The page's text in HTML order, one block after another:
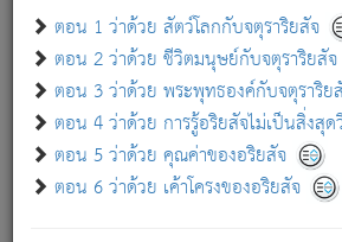
ตอน 1 ว่าด้วย สัตว์โลกกับจตุราริยสัจ
ตอน 2 ว่าด้วย ชีวิตมนุษย์กับจตุราริยสัจ
ตอน 3 ว่าด้วย พระพุทธองค์กับจตุราริย
ตอน 4 ว่าด้วย การรู้อริยสัจไม่เป็นสิ่งสุ
ตอน 5 ว่าด้วย คุณค่าของอริยสัจ
ตอน 6 ว่าด้วย เค้าโครงของอริยสัจ
เขาเพลิดเพลินยิ่งนักในสิ่งใด สิ่งนั้นเป็
เขากลัวต่อสิ่งใดสิ่งนั้นเป็นทุกข์
พรหมจรรย์นี้ อันบุคคลย่อมประพฤติ ก็
ภพ.
สมณะหรือพราหมณ์เหล่าใด กล่าวคว
มีได้เพราะภพ เรากล่าวว่า สมณะหรือพร
มิใช่ผู้หลดพ้นจากภพ.